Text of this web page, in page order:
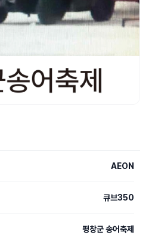
AEON
큐브350
평창군 송어축제